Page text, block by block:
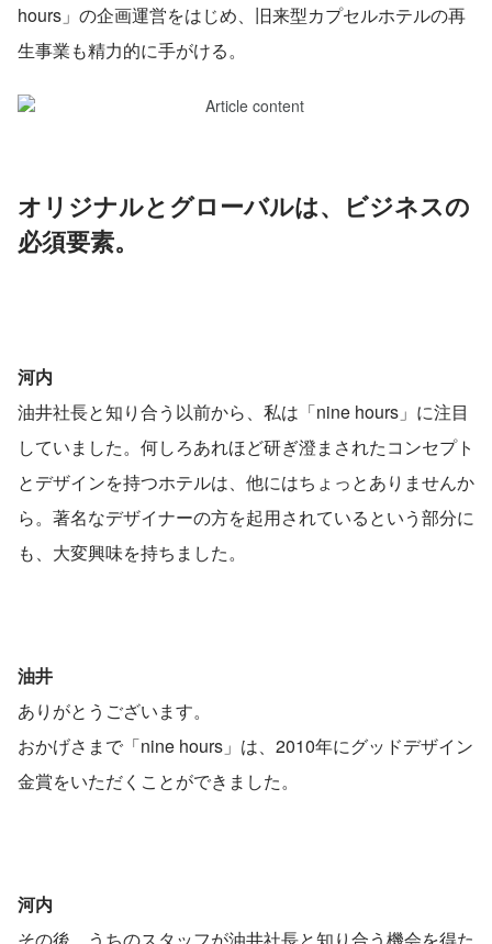
hours」の企画運営をはじめ、旧来型カプセルホテルの再
生事業も精力的に手がける。
オリジナルとグローバルは、ビジネスの
必須要素。
河内
油井社長と知り合う以前から、私は「nine hours」に注目
していました。何しろあれほど研ぎ澄まされたコンセプト
とデザインを持つホテルは、他にはちょっとありませんか
ら。著名なデザイナーの方を起用されているという部分に
も、大変興味を持ちました。
油井
ありがとうございます。
おかげさまで「nine hours」は、2010年にグッドデザイン
金賞をいただくことができました。
河内
その後、うちのスタッフが油井社長と知り合う機会を得た